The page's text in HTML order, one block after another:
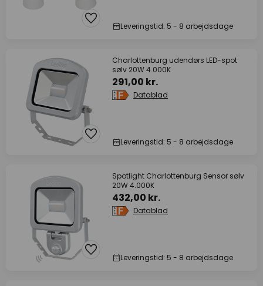
Leveringstid: 5 - 8 arbejdsdage
Charlottenburg udendørs LED-spot
sølv 20W 4.000K
291,00 kr.
Datablad
Leveringstid: 5 - 8 arbejdsdage
Spotlight Charlottenburg Sensor sølv
20W 4.000K
432,00 kr.
Datablad
Leveringstid: 5 - 8 arbejdsdage